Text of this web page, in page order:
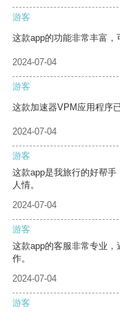
游客
这款app的功能非常丰富，
2024-07-04
游客
这款加速器VPM应用程序
2024-07-04
游客
这款app是我旅行的好帮
人情。
2024-07-04
游客
这款app的客服非常专业
作。
2024-07-04
游客